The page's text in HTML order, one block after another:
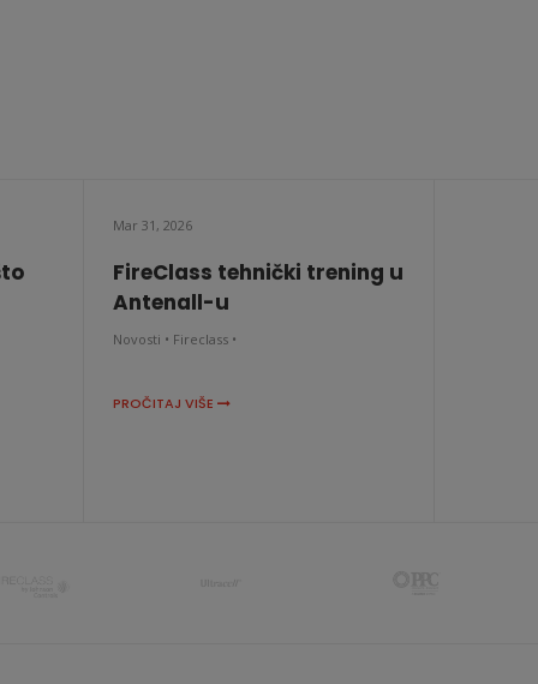
Mar 31, 2026
FireClass tehnički trening u
Antenall-u
Novosti • Fireclass •
PROČITAJ VIŠE